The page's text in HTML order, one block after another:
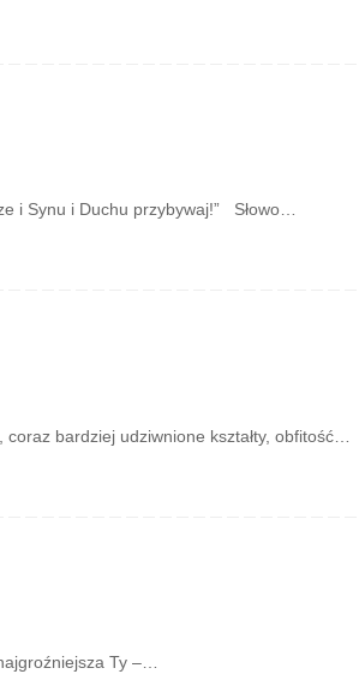
i Synu i Duchu przybywaj!” Słowo…
bardziej udziwnione kształty, obfitość…
Ty –…